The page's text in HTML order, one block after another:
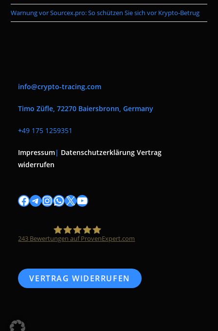
Warnung vor Sourcex.pro: So schützen Sie sich vor Krypto-Betrug
info@crypto-tracing.com
Timo Züfle, 72270 Baiersbronn, Germany
+49 175 1259351
Impressum| Datenschutzerklärung Vertrag
widerrufen
Facebook
Telegram
Instagram
WhatsApp
X YouTube
243 Bewertungen auf ProvenExpert.com
VERTRAG WIDERRUFEN